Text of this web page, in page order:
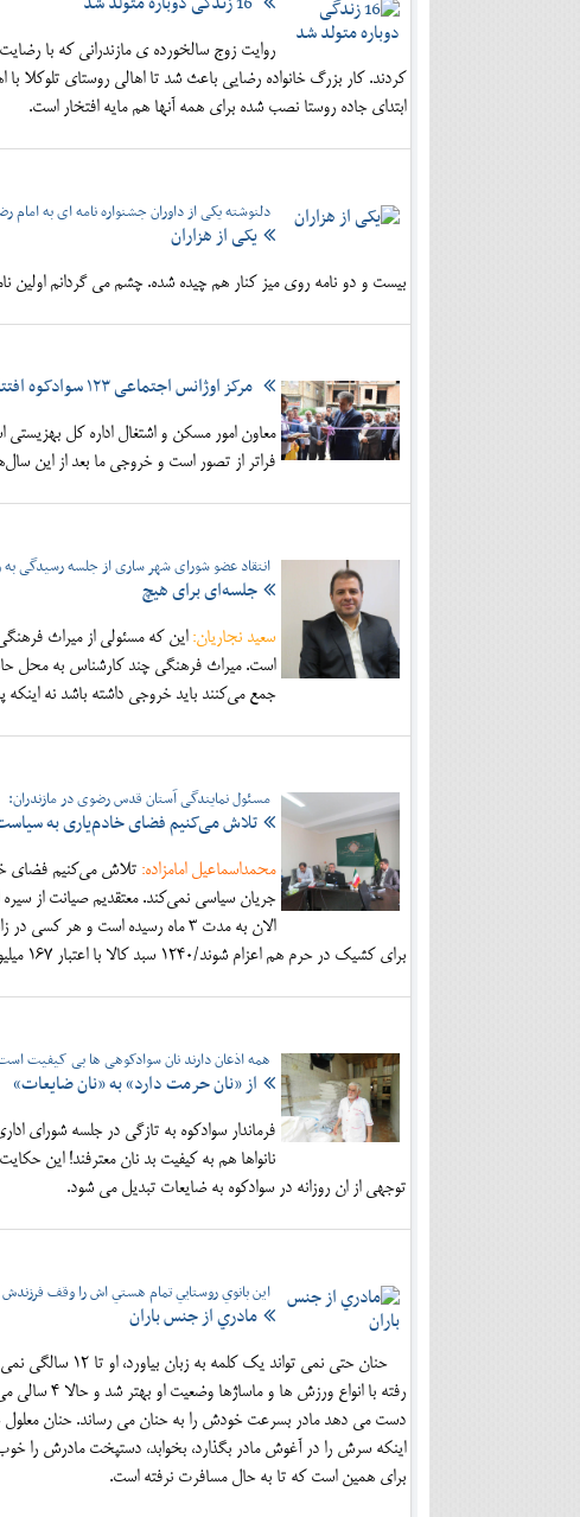
روایت زوج سالخورده ی مازندرانی که با
کردند. کار بزرگ خانواده رضایی باعث شد تا اهالی روستای تلوکلا
ابتدای جاده روستا نصب شده برای همه آنها هم مایه افتخار است.
دلنوشته یکی از داوران جشنواره نامه ای به امام
یکی از هزاران
بیست و دو نامه روی میز کنار هم چیده شده. چشم می گردانم اولین
مرکز اوژانس اجتماعی ۱۲۳ سوادکوه افتتاح شد
فراتر از تصور است و خروجی ما بعد از این
انتقاد عضو شورای شهر ساری از جلسه رسیدگی
جلسه‌ای برای هیچ
سعید نجاریان:
است. میراث فرهنگی چند کارشناس به محل
جمع می‌کنند باید خروجی داشته باشد نه
مسئول نمایندگی آستان قدس رضوی در مازندران:
تلاش می‌کنیم فضای خادم‌یاری به
محمداسماعیل امامزاده: تلاش می‌کنیم فضای
برای کشیک در حرم هم اعزام شوند/۱۲۴۰ سبد کالا با اعتبار ۱۶۷ میلیون و ۴۰۰ هزار تومان در دهه کرامت توزیع می‌شود.
همه اذعان دارند نان سوادکوهی ها بی کیفیت
از «نان حرمت دارد» به «نان ضایعات»
فرماندار سوادکوه به تازگی در جلسه شورای
نانواها هم به کیفیت بد نان معترفند! این
توجهی از ان روزانه در سوادکوه به ضایعات تبدیل می شود.
این بانوي روستايي تمام هستي اش را وقف
مادري از جنس باران
حنان حتي نمي
رفته با
دست مي دهد مادر بسرعت خودش را به حنان مي رساند. حنان
اينکه سرش را در آغوش مادر بگذارد، بخوابد، دستپخت مادرش را
براي همين است که تا به حال مسافرت نرفته است.